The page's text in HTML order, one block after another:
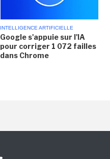
INTELLIGENCE ARTIFICIELLE
Google s'appuie sur l'IA
pour corriger 1 072 failles
dans Chrome